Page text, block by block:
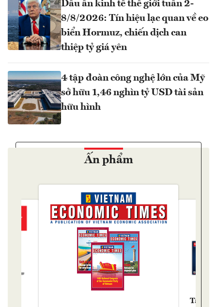
Dấu ấn kinh tế thế giới tuần 2-
8/8/2026: Tín hiệu lạc quan về eo
biển Hormuz, chiến dịch can
thiệp tỷ giá yên
4 tập đoàn công nghệ lớn của Mỹ
sở hữu 1,46 nghìn tỷ USD tài sản
hữu hình
Ấn phẩm
Tạp